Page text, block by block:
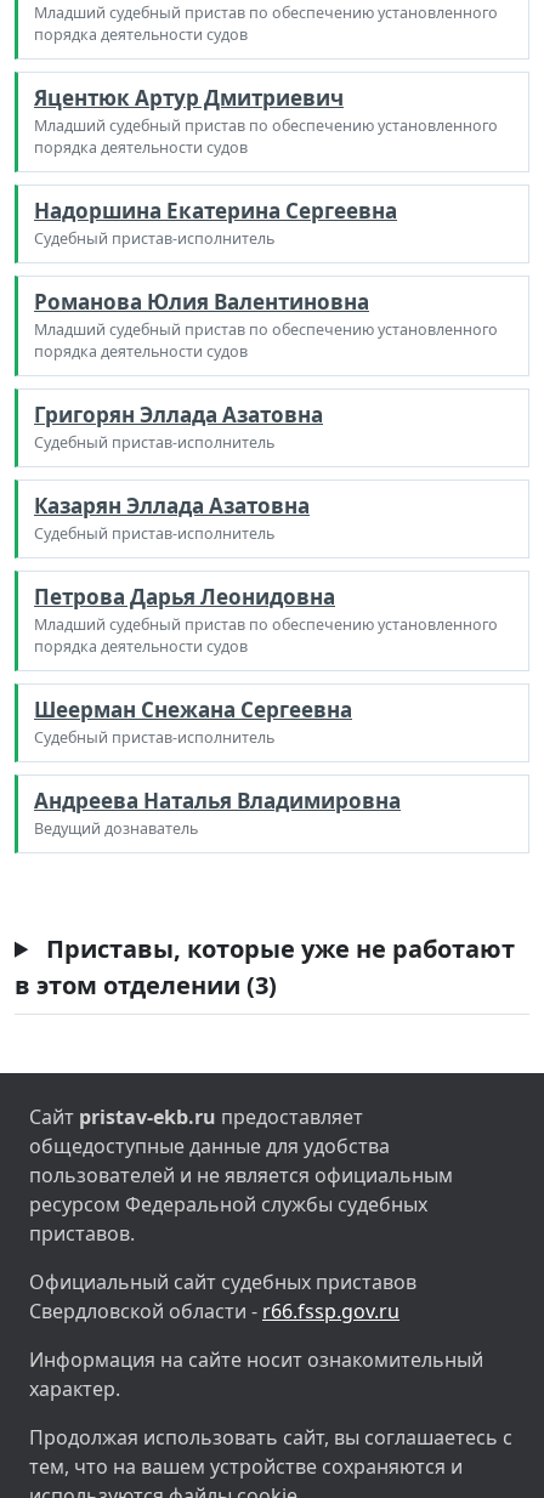
Младший судебный пристав по обеспечению установленного
порядка деятельности судов
Яцентюк Артур Дмитриевич
Младший судебный пристав по обеспечению установленного
порядка деятельности судов
Надоршина Екатерина Сергеевна
Судебный пристав-исполнитель
Романова Юлия Валентиновна
Младший судебный пристав по обеспечению установленного
порядка деятельности судов
Григорян Эллада Азатовна
Судебный пристав-исполнитель
Казарян Эллада Азатовна
Судебный пристав-исполнитель
Петрова Дарья Леонидовна
Младший судебный пристав по обеспечению установленного
порядка деятельности судов
Шеерман Снежана Сергеевна
Судебный пристав-исполнитель
Андреева Наталья Владимировна
Ведущий дознаватель
Приставы, которые уже не работают
в этом отделении (3)
Сайт pristav-ekb.ru предоставляет
общедоступные данные для удобства
пользователей и не является официальным
ресурсом Федеральной службы судебных
приставов.
Официальный сайт судебных приставов
Свердловской области - r66.fssp.gov.ru
Информация на сайте носит ознакомительный
характер.
Продолжая использовать сайт, вы соглашаетесь с
тем, что на вашем устройстве сохраняются и